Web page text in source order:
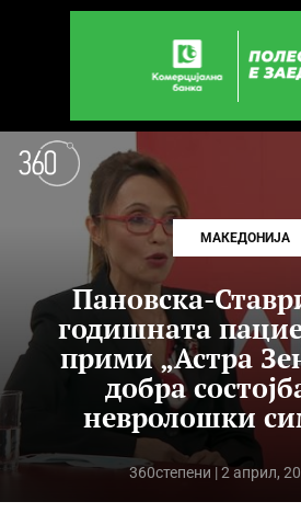
МАКЕДОНИЈА
Пановска-
годишната
прими „Астра
добра
невролошки
360степени | 2 април,